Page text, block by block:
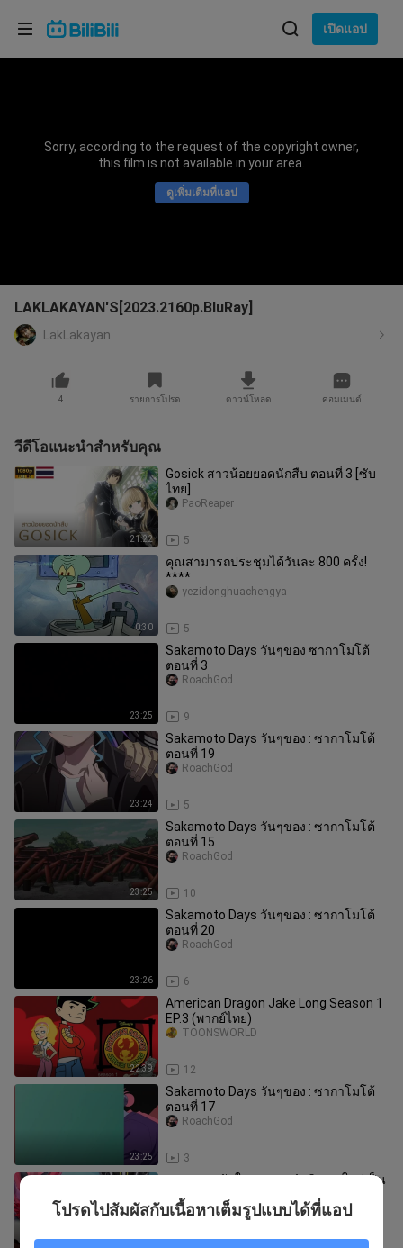
เปิดแอป
Sorry, according to the request of the copyright owner,
this film is not available in your area.
ดูเพิ่มเติมที่แอป
LAKLAKAYAN'S[2023.2160p.BluRay]
LakLakayan
4 รายการโปรด ดาวน์โหลด คอมเมนต์
วีดีโอแนะนำสำหรับคุณ
21:22
Gosick สาวน้อยยอดนักสืบ ตอนที่ 3 [ซับ
ไทย]
5
PaoReaper
0:30
คุณสามารถประชุมได้วันละ 800 ครั้ง!
****
5
yezidonghuachengya
23:25
Sakamoto Days วันๆของ ซากาโมโต้
ตอนที่ 3
9
RoachGod
23:24
Sakamoto Days วันๆของ : ซากาโมโต้
ตอนที่ 19
5
RoachGod
23:25
Sakamoto Days วันๆของ : ซากาโมโต้
ตอนที่ 15
10
RoachGod
23:26
Sakamoto Days วันๆของ : ซากาโมโต้
ตอนที่ 20
6
RoachGod
22:39
American Dragon Jake Long Season 1
EP.3 (พากย์ไทย)
12
TOONSWORLD
23:25
Sakamoto Days วันๆของ : ซากาโมโต้
ตอนที่ 17
3
RoachGod
ความประทับใจแรกของอัศวินคนใหม่เป็น
แบบนี้:
_______victor_01
โปรดไปสัมผัสกับเนื้อหาเต็มรูปแบบได้ที่แอป
เลือกภาษา